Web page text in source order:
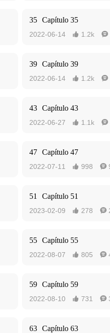
35 Capítulo 35
2022-06-14  1.2k 
39 Capítulo 39
2022-06-14  1.2k 
43 Capítulo 43
2022-06-27  1.1k 
47 Capítulo 47
2022-07-11  998 
51 Capítulo 51
2023-02-09  278 
55 Capítulo 55
2022-08-07  805 
59 Capítulo 59
2022-08-10  731 
63 Capítulo 63